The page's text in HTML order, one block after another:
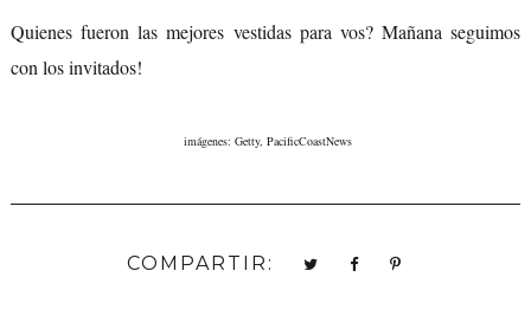
Quienes fueron las mejores vestidas para vos? Mañana seguimos
con los invitados!
imágenes: Getty, PacificCoastNews
COMPARTIR: